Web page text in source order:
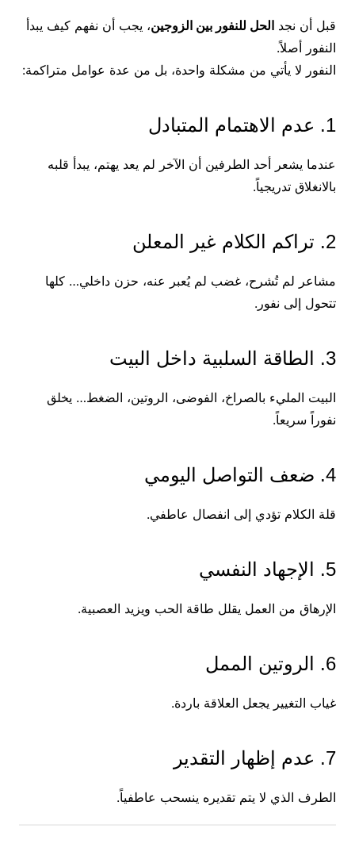
قبل أن نجد الحل للنفور بين الزوجين، يجب أن نفهم كيف يبدأ
النفور أصلاً.
النفور لا يأتي من مشكلة واحدة، بل من عدة عوامل متراكمة:
1. عدم الاهتمام المتبادل
عندما يشعر أحد الطرفين أن الآخر لم يعد يهتم، يبدأ قلبه
بالانغلاق تدريجياً.
2. تراكم الكلام غير المعلن
مشاعر لم تُشرح، غضب لم يُعبر عنه، حزن داخلي… كلها
تتحول إلى نفور.
3. الطاقة السلبية داخل البيت
البيت المليء بالصراخ، الفوضى، الروتين، الضغط… يخلق
نفوراً سريعاً.
4. ضعف التواصل اليومي
قلة الكلام تؤدي إلى انفصال عاطفي.
5. الإجهاد النفسي
الإرهاق من العمل يقلل طاقة الحب ويزيد العصبية.
6. الروتين الممل
غياب التغيير يجعل العلاقة باردة.
7. عدم إظهار التقدير
الطرف الذي لا يتم تقديره ينسحب عاطفياً.